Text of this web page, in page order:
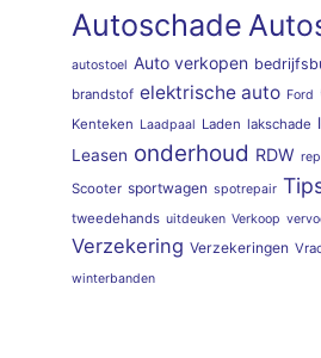
Autoschade
autostoel Auto verkopen
brandstof elektrische auto Ford
Kenteken Laadpaal Laden lakschade
Leasen onderhoud RDW
Scooter sportwagen spotrepair
tweedehands uitdeuken Verkoop
Verzekering Verzekeringen
winterbanden